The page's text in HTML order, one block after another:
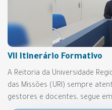
VII Itinerário Formativo
A Reitoria da Universidade
das Missões (URI) sempre
gestores e docentes, segue